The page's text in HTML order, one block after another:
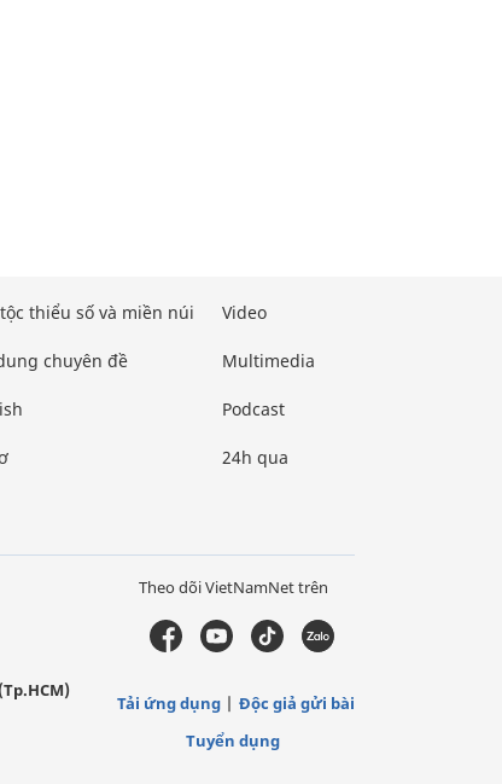
thiểu số và miền núi
chuyên đề
Video
Multimedia
Podcast
24h qua
Theo dõi VietNamNet trên
Tải ứng dụng
Độc giả gửi bài
Tuyển dụng